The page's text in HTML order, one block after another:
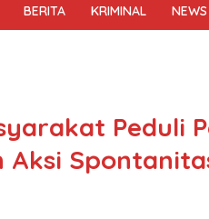
BERITA KRIMINAL NEWS
Peduli
Aksi